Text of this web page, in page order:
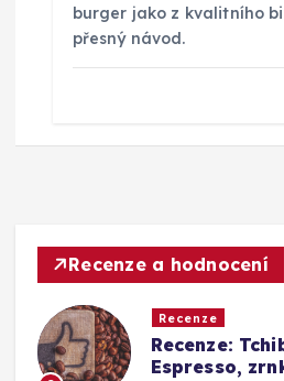
burger jako z kvalitního
přesný návod.
Recenze a hodnocení
Recenze
Srovnání a
Barista Caffè